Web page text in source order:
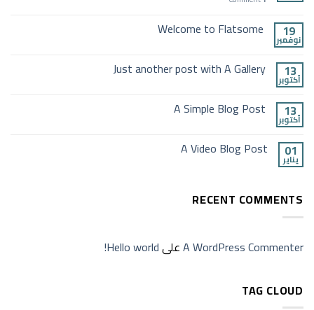
19
نوفمبر
Welcome to Flatsome
13
أكتوبر
Just another post with A Gallery
13
أكتوبر
A Simple Blog Post
01
يناير
A Video Blog Post
RECENT COMMENTS
A WordPress CommenterعلىHello world!
TAG CLOUD